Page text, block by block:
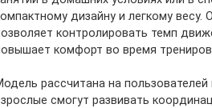
дизайну и легкому весу.
контролировать темп
комфорт во время
рассчитана на
смогут развивать